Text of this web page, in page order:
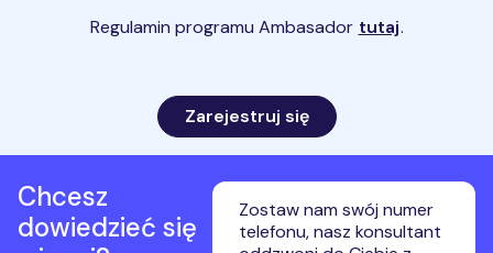
Regulamin programu Ambasador tutaj.
Zarejestruj się
Chcesz
dowiedzieć się
Zostaw nam swój numer
telefonu, nasz konsultant